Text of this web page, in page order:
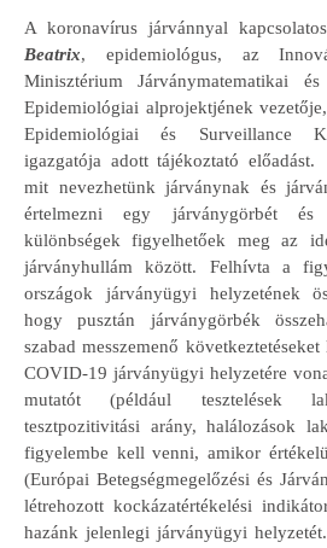
A koronavírus járvánnyal
Beatrix, epidemiológus, az
Minisztérium Járványmatematikai
Epidemiológiai alprojektjének
Epidemiológiai és Surveillance
igazgatója adott tájékoztató
mit nevezhetünk járványnak és
értelmezni egy járványgörbét és
különbségek figyelhetőek meg az
járványhullám között. Felhívta a
országok járványügyi helyzetének
hogy pusztán járványgörbék
szabad messzemenő
COVID-19 járványügyi helyzetére
mutatót (például tesztelések
tesztpozitivitási arány, halálozások
figyelembe kell venni, amikor
(Európai Betegségmegelőzési és
létrehozott kockázatértékelési
hazánk jelenlegi járványügyi